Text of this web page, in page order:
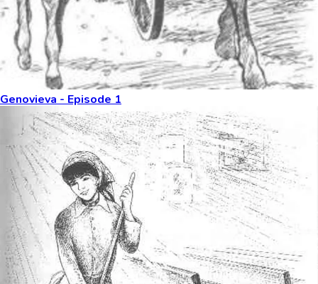
Genovieva - Episode 1